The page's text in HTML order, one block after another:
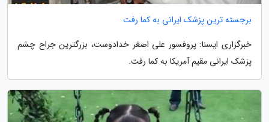
برجسته ترین پزشک ایرانی به کما رفت
خبرگزاری ایسنا: پروفسور علی اصغر خدادوست، بزرگترین جراح چشم
پزشک ایرانی مقیم آمریکا به کما رفت.